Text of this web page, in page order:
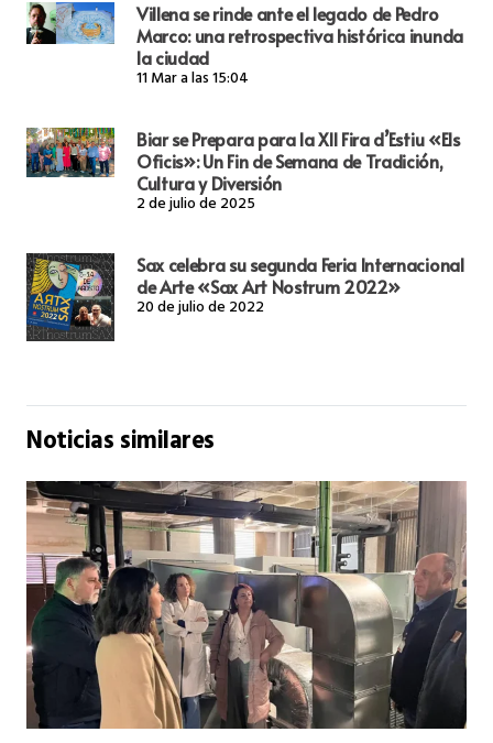
Villena se rinde ante el legado de Pedro
Marco: una retrospectiva histórica inunda
la ciudad
11 Mar a las 15:04
Biar se Prepara para la XII Fira d’Estiu «Els
Oficis»: Un Fin de Semana de Tradición,
Cultura y Diversión
2 de julio de 2025
Sax celebra su segunda Feria Internacional
de Arte «Sax Art Nostrum 2022»
20 de julio de 2022
Noticias similares